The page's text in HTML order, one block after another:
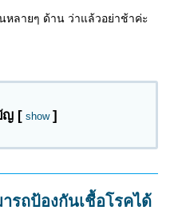
หลายๆ ด้าน ว่าแล้วอย่าช้าค่ะ
ญ [ show ]
รถป้องกันเชื้อโรคได้